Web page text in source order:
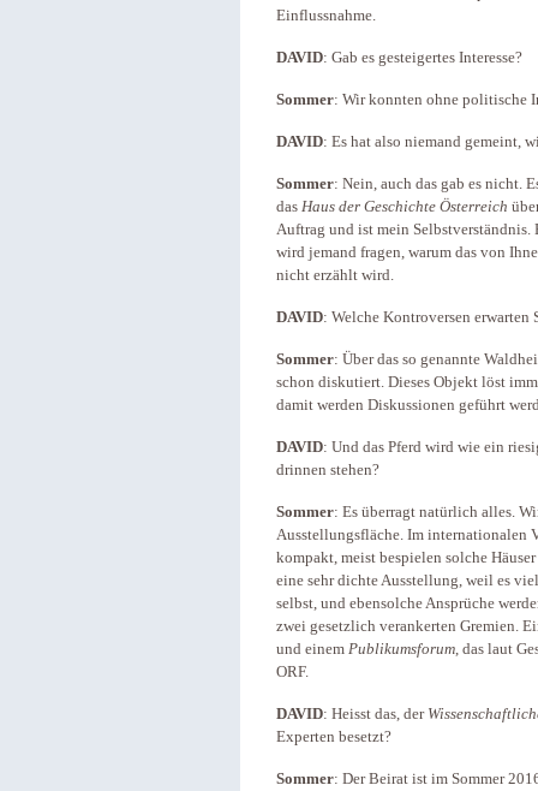
Einflussnahme.
DAVID: Gab es gesteigertes Interesse?
Sommer: Wir konnten ohne politische
DAVID: Es hat also niemand gemeint,
Sommer: Nein, auch das gab es nicht.
das Haus der Geschichte Österreich
Auftrag und ist mein
wird jemand fragen, warum das von
nicht erzählt wird.
DAVID: Welche Kontroversen erwarten
Sommer: Über das so genannte
schon diskutiert. Dieses Objekt löst
damit werden Diskussionen geführt
DAVID: Und das Pferd wird wie ein
drinnen stehen?
Sommer: Es überragt natürlich alles.
Ausstellungsfläche. Im internationalen
kompakt, meist bespielen solche
eine sehr dichte Ausstellung, weil es
selbst, und ebensolche Ansprüche
zwei gesetzlich verankerten Gremien.
und einem Publikumsforum, das laut
ORF.
DAVID: Heisst das, der
Experten besetzt?
Sommer: Der Beirat ist im Sommer